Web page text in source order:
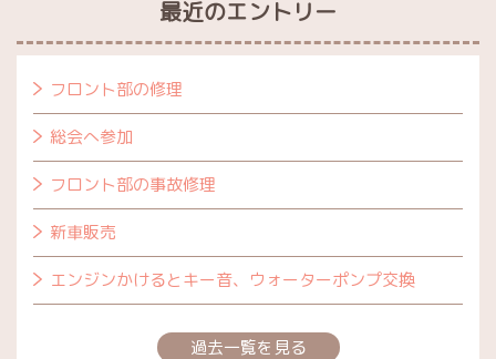
最近のエントリー
フロント部の修理
総会へ参加
フロント部の事故修理
新車販売
エンジンかけるとキー音、ウォーターポンプ交換
過去一覧を見る